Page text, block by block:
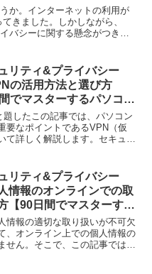
か。インターネットの利用が
きました。しかしながら、
バシーに関する懸念がつきま
リティ&プライバシー
の活用方法と選び方
間でマスターするパソコン
題したこの記事では、パソコン
要なポイントであるVPN（仮
て詳しく解説します。セキュリ
リティ&プライバシー
情報のオンラインでの取
【90日間でマスターする
講座】
情報の適切な取り扱いが不可欠
、オンライン上での個人情報の
せん。そこで、この記事では